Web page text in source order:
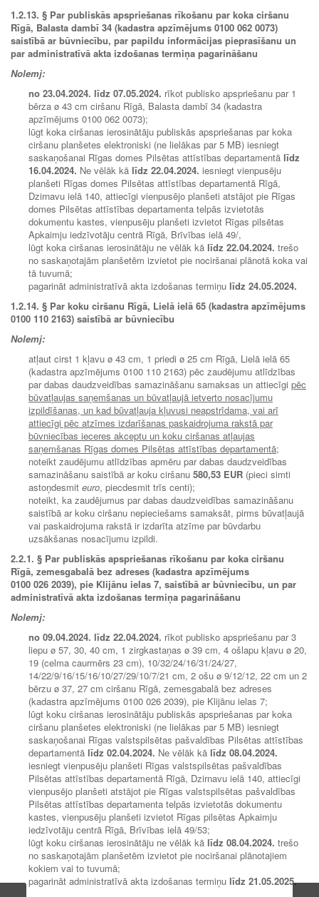
1.2.13. § Par publiskās apspriešanas rīkošanu par koka ciršanu
Rīgā, Balasta dambī 34 (kadastra apzīmējums 0100 062 0073)
saistībā ar būvniecību, par papildu informācijas pieprasīšanu un
par administratīvā akta izdošanas termiņa pagarināšanu
Nolemj:
no 23.04.2024. līdz 07.05.2024. rīkot publisko apspriešanu par 1
bērza ø 43 cm ciršanu Rīgā, Balasta dambī 34 (kadastra
apzīmējums 0100 062 0073);
lūgt koka ciršanas ierosinātāju publiskās apspriešanas par koka
ciršanu planšetes elektroniski (ne lielākas par 5 MB) iesniegt
saskaņošanai Rīgas domes Pilsētas attīstības departamentā līdz
16.04.2024. Ne vēlāk kā līdz 22.04.2024. iesniegt vienpusēju
planšeti Rīgas domes Pilsētas attīstības departamentā Rīgā,
Dzirnavu ielā 140, attiecīgi vienpusējo planšeti atstājot pie Rīgas
domes Pilsētas attīstības departamenta telpās izvietotās
dokumentu kastes, vienpusēju planšeti izvietot Rīgas pilsētas
Apkaimju iedzīvotāju centrā Rīgā, Brīvības ielā 49/,
lūgt koka ciršanas ierosinātāju ne vēlāk kā līdz 22.04.2024. trešo
no saskaņotajām planšetēm izvietot pie nociršanai plānotā koka vai
tā tuvumā;
pagarināt administratīvā akta izdošanas termiņu līdz 24.05.2024.
1.2.14. § Par koku ciršanu Rīgā, Lielā ielā 65 (kadastra apzīmējums
0100 110 2163) saistībā ar būvniecību
Nolemj:
atļaut cirst 1 kļavu ø 43 cm, 1 priedi ø 25 cm Rīgā, Lielā ielā 65
(kadastra apzīmējums 0100 110 2163) pēc zaudējumu atlīdzības
par dabas daudzveidības samazināšanu samaksas un attiecīgi pēc
būvatļaujas saņemšanas un būvatļaujā ietverto nosacījumu
izpildīšanas, un kad būvatļauja kļuvusi neapstrīdama, vai arī
attiecīgi pēc atzīmes izdarīšanas paskaidrojuma rakstā par
būvniecības ieceres akceptu un koku ciršanas atļaujas
saņemšanas Rīgas domes Pilsētas attīstības departamentā;
noteikt zaudējumu atlīdzības apmēru par dabas daudzveidības
samazināšanu saistībā ar koku ciršanu 580,53 EUR (pieci simti
astoņdesmit euro, piecdesmit trīs centi);
noteikt, ka zaudējumus par dabas daudzveidības samazināšanu
saistībā ar koku ciršanu nepieciešams samaksāt, pirms būvatļaujā
vai paskaidrojuma rakstā ir izdarīta atzīme par būvdarbu
uzsākšanas nosacījumu izpildi.
2.2.1. § Par publiskās apspriešanas rīkošanu par koka ciršanu
Rīgā, zemesgabalā bez adreses (kadastra apzīmējums
0100 026 2039), pie Klijānu ielas 7, saistībā ar būvniecību, un par
administratīvā akta izdošanas termiņa pagarināšanu
Nolemj:
no 09.04.2024. līdz 22.04.2024. rīkot publisko apspriešanu par 3
liepu ø 57, 30, 40 cm, 1 zirgkastaņas ø 39 cm, 4 ošlapu kļavu ø 20,
19 (celma caurmērs 23 cm), 10/32/24/16/31/24/27,
14/22/9/16/15/16/10/27/29/10/7/21 cm, 2 ošu ø 9/12/12, 22 cm un 2
bērzu ø 37, 27 cm ciršanu Rīgā, zemesgabalā bez adreses
(kadastra apzīmējums 0100 026 2039), pie Klijānu ielas 7;
lūgt koku ciršanas ierosinātāju publiskās apspriešanas par koka
ciršanu planšetes elektroniski (ne lielākas par 5 MB) iesniegt
saskaņošanai Rīgas valstspilsētas pašvaldības Pilsētas attīstības
departamentā līdz 02.04.2024. Ne vēlāk kā līdz 08.04.2024.
iesniegt vienpusēju planšeti Rīgas valstspilsētas pašvaldības
Pilsētas attīstības departamentā Rīgā, Dzirnavu ielā 140, attiecīgi
vienpusējo planšeti atstājot pie Rīgas valstspilsētas pašvaldības
Pilsētas attīstības departamenta telpās izvietotās dokumentu
kastes, vienpusēju planšeti izvietot Rīgas pilsētas Apkaimju
iedzīvotāju centrā Rīgā, Brīvības ielā 49/53;
lūgt koku ciršanas ierosinātāju ne vēlāk kā līdz 08.04.2024. trešo
no saskaņotajām planšetēm izvietot pie nociršanai plānotajiem
kokiem vai to tuvumā;
pagarināt administratīvā akta izdošanas termiņu līdz 21.05.2025.